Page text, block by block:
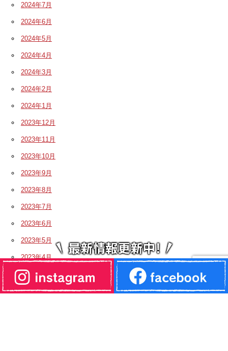
2024年7月
2024年6月
2024年5月
2024年4月
2024年3月
2024年2月
2024年1月
2023年12月
2023年11月
2023年10月
2023年9月
2023年8月
2023年7月
2023年6月
2023年5月
2023年4月
2023年3月
2023年2月